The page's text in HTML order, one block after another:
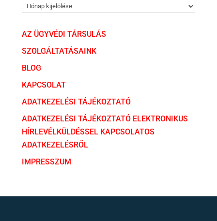
ARCHÍVUM
AZ ÜGYVÉDI TÁRSULÁS
SZOLGÁLTATÁSAINK
BLOG
KAPCSOLAT
ADATKEZELÉSI TÁJÉKOZTATÓ
ADATKEZELÉSI TÁJÉKOZTATÓ ELEKTRONIKUS
HÍRLEVÉLKÜLDÉSSEL KAPCSOLATOS
ADATKEZELÉSRŐL
IMPRESSZUM